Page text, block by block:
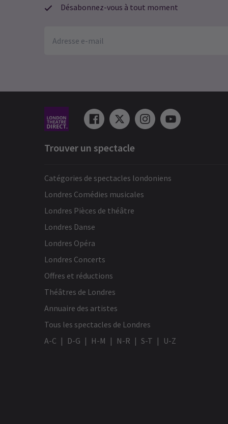
Les chanteurs étaient de première
dee sahota
21 février
Très pauvre. Nous avons trouvé
chantaient à propos de pieds et de
déçu et je pense sérieusement qu’un
remboursement devrait être envisagé
aux clients qui n’ont pas apprécié.
Première fois à l’opéra, espérons que ce
ne sera pas la dernière. Très agréable
Désabonnez-vous à tout moment
Trouver un spectacle
Catégories de spectacles londoniens
Londres Comédies musicales
Londres Pièces de théâtre
Londres Danse
Londres Opéra
Londres Concerts
Offres et réductions
Théâtres de Londres
Annuaire des artistes
Tous les spectacles de Londres
A-C
D-G H-M N-R S-T U-Z